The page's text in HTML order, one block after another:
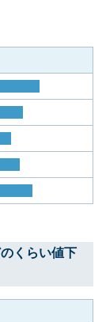
くらい値下